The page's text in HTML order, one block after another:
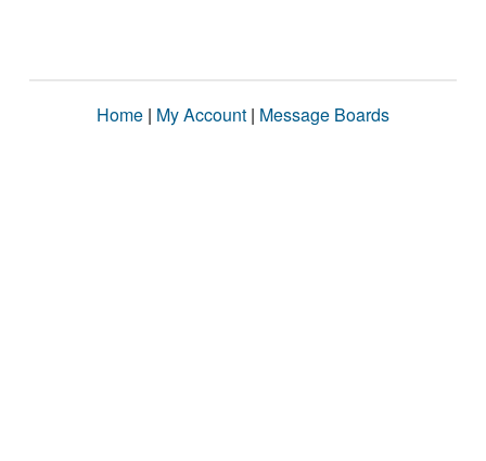
Home | My Account | Message Boards